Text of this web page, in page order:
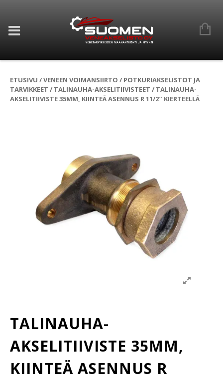
ETUSIVU /VENEEN VOIMANSIIRTO / POTKURIAKSELISTOT JA
TARVIKKEET / TALINAUHA-AKSELITIIVISTEET / TALINAUHA-
AKSELITIIVISTE 35MM, KIINTEÄ ASENNUS R 11/2″ KIERTEELLÄ
TALINAUHA-
AKSELITIIVISTE 35MM,
KIINTEÄ ASENNUS R